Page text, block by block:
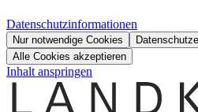
Datenschutzinformationen
Nur notwendige Cookies
Alle Cookies akzeptieren
Inhalt anspringen